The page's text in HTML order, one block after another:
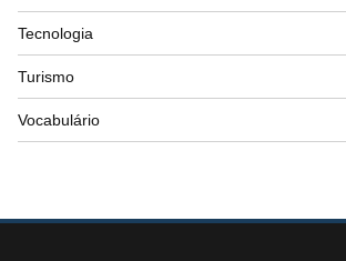
Tecnologia
Turismo
Vocabulário